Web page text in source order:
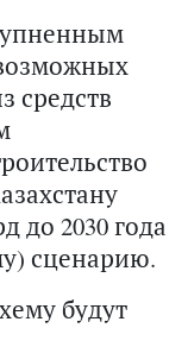
средств
до 2030 года
сценарию.
будут